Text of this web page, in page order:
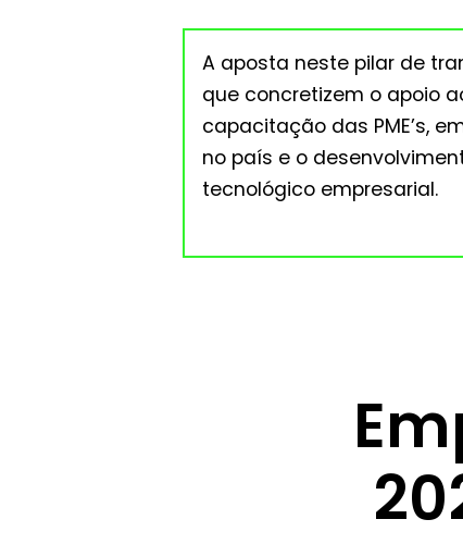
A aposta neste pilar de
que concretizem o apoio
capacitação das PME’s,
no país e o
tecnológico empresarial.